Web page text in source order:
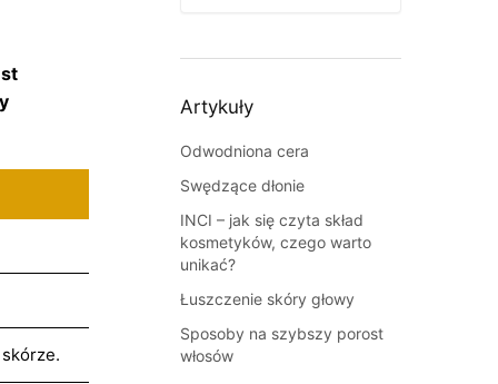
Artykuły
Odwodniona cera
Swędzące dłonie
INCI – jak się czyta skład
kosmetyków, czego warto
unikać?
Łuszczenie skóry głowy
Sposoby na szybszy porost
włosów